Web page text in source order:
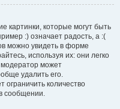
картинки, которые могут быть
:) означает радость, а :(
можно увидеть в форме
используя их: они легко
может
удалить его.
количество
сообщении.